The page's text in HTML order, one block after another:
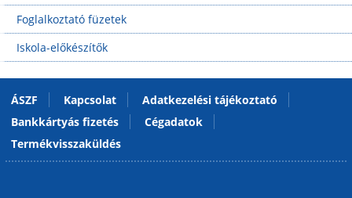
Foglalkoztató füzetek
Iskola-előkészítők
ÁSZF Kapcsolat
Adatkezelési tájékoztató
Bankkártyás fizetés
Cégadatok
Termékvisszaküldés